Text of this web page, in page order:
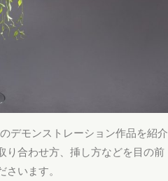
デモンストレーション作品を紹介
り合わせ方、挿し方などを目の前
います。